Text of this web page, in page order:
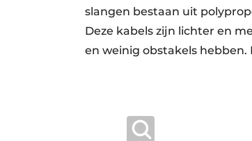
slangen bestaan uit
Deze kabels zijn lichter en
en weinig obstakels